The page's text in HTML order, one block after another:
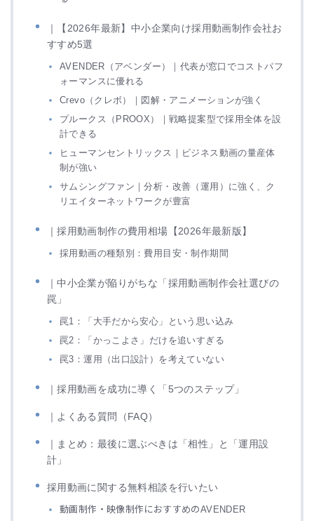
｜【2026年最新】中小企業向け採用動画制作会社お
すすめ5選
AVENDER（アベンダー）｜代表が窓口でコストパフ
ォーマンスに優れる
Crevo（クレボ）｜図解・アニメーションが強く
プルークス（PROOX）｜戦略提案型で採用全体を設
計できる
ヒューマンセントリックス｜ビジネス動画の量産体
制が強い
サムシングファン｜分析・改善（運用）に強く、ク
リエイターネットワークが豊富
｜採用動画制作の費用相場【2026年最新版】
採用動画の種類別：費用目安・制作期間
｜中小企業が陥りがちな「採用動画制作会社選びの
罠」
罠1：「大手だから安心」という思い込み
罠2：「かっこよさ」だけを追いすぎる
罠3：運用（出口設計）を考えていない
｜採用動画を成功に導く「5つのステップ」
｜よくある質問（FAQ）
｜まとめ：最後に選ぶべきは「相性」と「運用設
計」
採用動画に関する無料相談を行いたい
動画制作・映像制作におすすめのAVENDER